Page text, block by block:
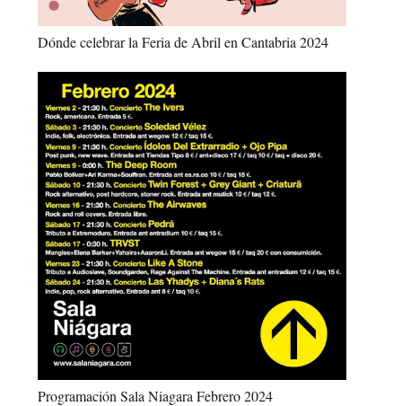
Dónde celebrar la Feria de Abril en Cantabria 2024
Programación Sala Niagara Febrero 2024